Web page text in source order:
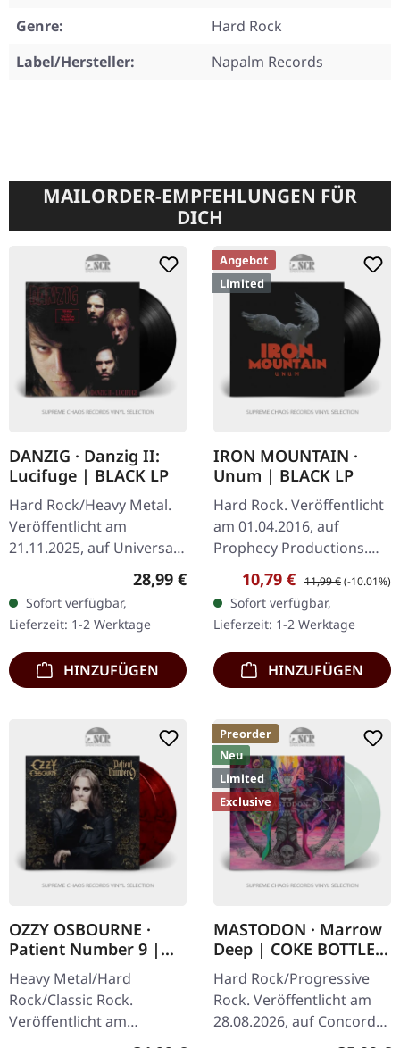
Genre:
Hard Rock
Label/Hersteller:
Napalm Records
MAILORDER-EMPFEHLUNGEN FÜR
DICH
DANZIG · Danzig II:
Lucifuge | BLACK LP
Hard Rock/Heavy Metal.
Veröffentlicht am
21.11.2025, auf Universal
Music. Schwarzes Vinyl im
Standard-Cover mit
bedruckter Innenhülle.
Danzig…
Regulärer Preis:
28,99 €
Sofort verfügbar,
Lieferzeit: 1-2 Werktage
HINZUFÜGEN
Angebot
Limited
IRON MOUNTAIN ·
Unum | BLACK LP
Hard Rock. Veröffentlicht
am 01.04.2016, auf
Prophecy Productions.
Schwarzes Vinyl im
Gatefold-Cover. Limitiert
auf 500 Exemplare. Iron
Mountain…
Verkaufspreis:
10,79 € Regulärer Preis:
11,99 €(-10.01%)
Sofort verfügbar,
Lieferzeit: 1-2 Werktage
HINZUFÜGEN
OZZY OSBOURNE ·
Patient Number 9 |
RED/BLACK 2LP
Heavy Metal/Hard
Rock/Classic Rock.
Veröffentlicht am
09.09.2022, auf Epic.
Preorder
Neu
Limited
Exclusive
MASTODON · Marrow
Deep | COKE BOTTLE
GREEN 2LP
Hard Rock/Progressive
Rock. Veröffentlicht am
28.08.2026, auf Concord
Records. Flaschengrünes